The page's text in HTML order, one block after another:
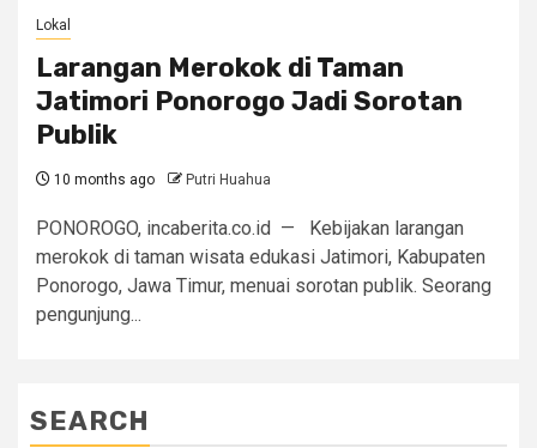
Lokal
Larangan Merokok di Taman
Jatimori Ponorogo Jadi Sorotan
Publik
10 months ago Putri Huahua
PONOROGO, incaberita.co.id — Kebijakan larangan
merokok di taman wisata edukasi Jatimori, Kabupaten
Ponorogo, Jawa Timur, menuai sorotan publik. Seorang
pengunjung...
SEARCH